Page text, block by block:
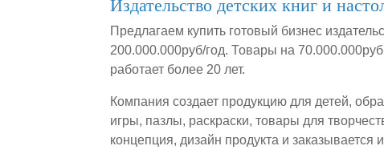
Издательство детских книг и
Предлагаем купить готовый бизнес
200.000.000руб/год. Товары на
работает более 20 лет.
Компания создает продукцию для детей,
игры, пазлы, раскраски, товары для
концепция, дизайн продукта и заказывается